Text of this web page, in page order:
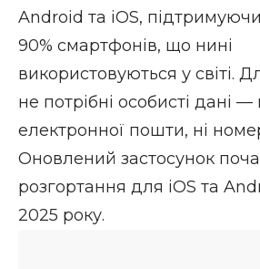
Android та iOS,
90% смартфонів, що нині
використовуються у світі.
не потрібні особисті дані —
електронної пошти, ні
Оновлений застосунок
розгортання для iOS та
2025 року.